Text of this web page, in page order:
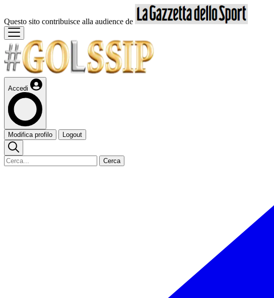
Questo sito contribuisce alla audience de
Accedi
Modifica profilo Logout
Cerca